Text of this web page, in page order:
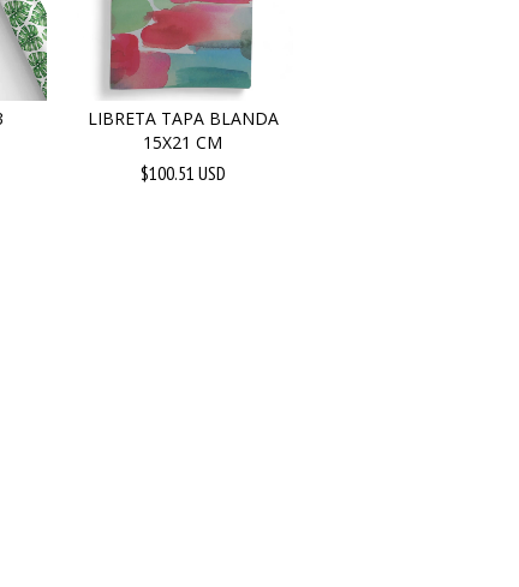
LIBRETA TAPA BLANDA
15X21 CM
$100.51 USD